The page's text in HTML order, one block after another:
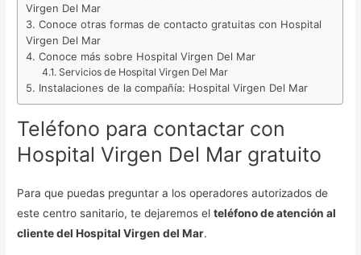
Virgen Del Mar
Conoce otras formas de contacto gratuitas con Hospital
Virgen Del Mar
Conoce más sobre Hospital Virgen Del Mar
Servicios de Hospital Virgen Del Mar
Instalaciones de la compañía: Hospital Virgen Del Mar
Teléfono para contactar con
Hospital Virgen Del Mar gratuito
Para que puedas preguntar a los operadores autorizados de
este centro sanitario, te dejaremos elteléfono de atención al
cliente del Hospital Virgen del Mar.